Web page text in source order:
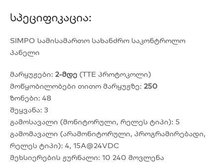
Სპეციფიკაცია:
SIMPO სამისამართო სახანძრო საკონტროლო
პანელი
მარყუჟები: 2-მდე (TTE პროტოკოლი)
მოწყობილობები თითო მარყუჟზე: 250
ზონები: 48
შეყვანა: 3
გამოსავალი (მონიტორული, რელეს ტიპი): 5
გამომავალი (არამონიტორული, პროგრამირებადი,
რელეს ტიპი): 4, 15A@24VDC
მეხსიერების ჟურნალი: 10 240 მოვლენა